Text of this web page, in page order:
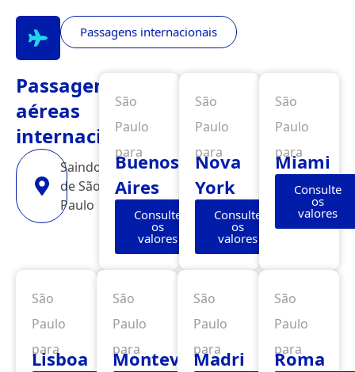
Passagens internacionais
Passagens
aéreas
internacionais
Saindo
de São
Paulo
São
Paulo
para
Buenos
Aires
Consulte
os
valores
São
Paulo
para
Nova
York
Consulte
os
valores
São
Paulo
para
Miami
Consulte
os
valores
São
Paulo
para
Lisboa
São
Paulo
para
Montevidéu
São
Paulo
para
Madri
São
Paulo
para
Roma